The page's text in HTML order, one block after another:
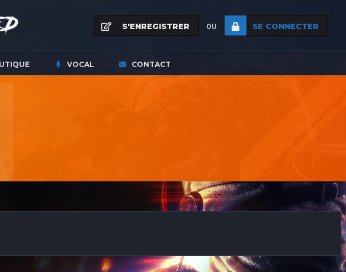
S'ENREGISTRER OU SE CONNECTER
VOCAL CONTACT